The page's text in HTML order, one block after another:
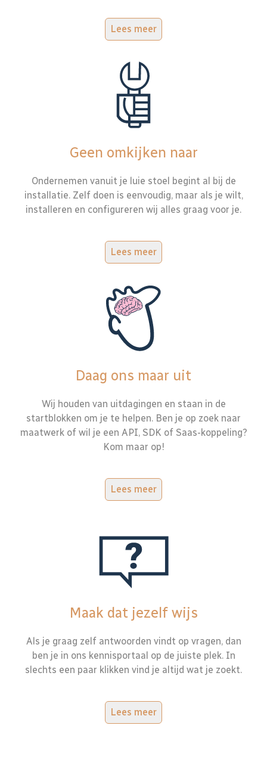
Lees meer
Geen omkijken naar
Ondernemen vanuit je luie stoel begint al bij de
installatie. Zelf doen is eenvoudig, maar als je wilt,
installeren en configureren wij alles graag voor je.
Lees meer
Daag ons maar uit
Wij houden van uitdagingen en staan in de
startblokken om je te helpen. Ben je op zoek naar
maatwerk of wil je een API, SDK of Saas-koppeling?
Kom maar op!
Lees meer
Maak dat jezelf wijs
Als je graag zelf antwoorden vindt op vragen, dan
ben je in ons kennisportaal op de juiste plek. In
slechts een paar klikken vind je altijd wat je zoekt.
Lees meer